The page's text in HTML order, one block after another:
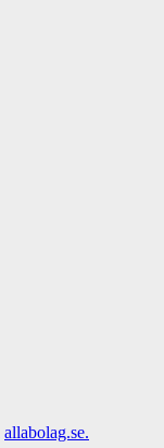
allabolag.se.